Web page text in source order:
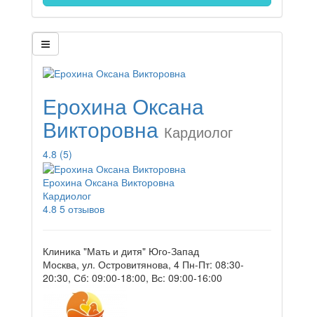
Ерохина Оксана
Викторовна Кардиолог
4.8 (5)
Ерохина Оксана Викторовна
Кардиолог
4.8 5 отзывов
Клиника "Мать и дитя" Юго-Запад
Москва, ул. Островитянова, 4 Пн-Пт: 08:30-
20:30, Сб: 09:00-18:00, Вс: 09:00-16:00